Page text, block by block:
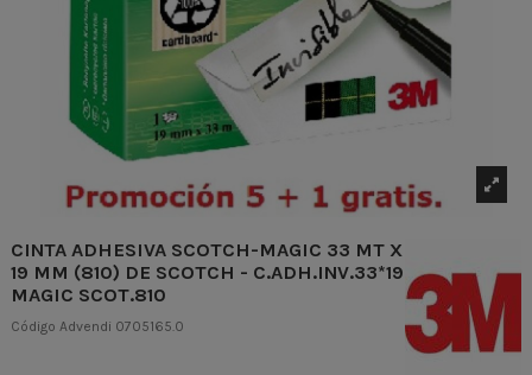
CINTA ADHESIVA SCOTCH-MAGIC 33 MT X
19 MM (810) DE SCOTCH - C.ADH.INV.33*19
MAGIC SCOT.810
Código Advendi 0705165.0